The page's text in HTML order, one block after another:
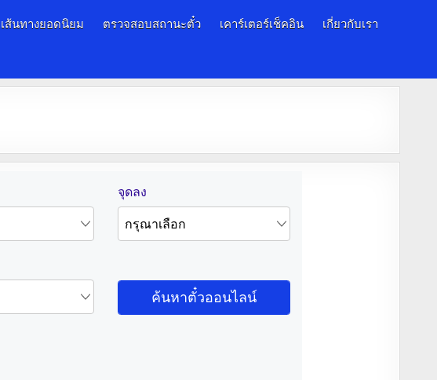
เส้นทางยอดนิยม ตรวจสอบสถานะตั๋ว เคาร์เตอร์เช็คอิน
เกี่ยวกับเรา